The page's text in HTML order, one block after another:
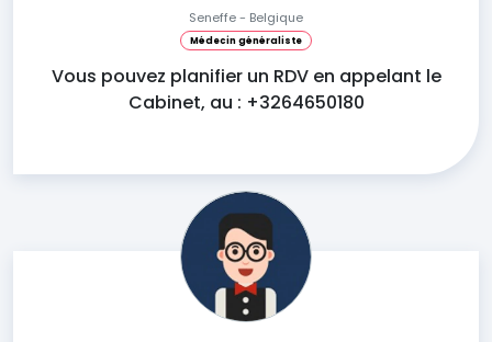
Seneffe - Belgique
Médecin généraliste
Vous pouvez planifier un RDV en appelant le
Cabinet, au : +3264650180